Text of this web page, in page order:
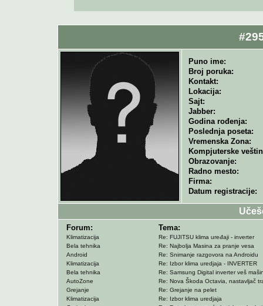
Puno ime:
Broj poruka:
Kontakt:
Lokacija:
Sajt:
Jabber:
Godina rođenja:
Poslednja poseta:
Vremenska Zona:
Kompjuterske
Obrazovanje:
Radno mesto:
Firma:
Datum registracije:
Forum: Tema:
Klimatizacija
Re: FUJITSU klima uređaji - inverter
Bela tehnika
Re: Najbolja Masina za pranje vesa
Android
Re: Snimanje razgovora na Androidu
Klimatizacija
Re: Izbor klima uredjaja - INVERTER
Bela tehnika
Re: Samsung Digital inverter veš
AutoZone
Re: Nova Škoda Octavia, nastavljač
Grejanje
Re: Grejanje na pelet
Klimatizacija
Re: Izbor klima uredjaja